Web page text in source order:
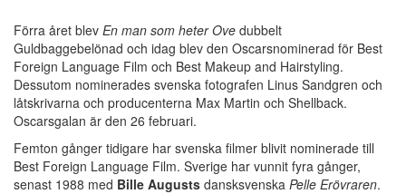
Förra året blev En man som heter Ove dubbelt
Guldbaggebelönad och idag blev den Oscarsnominerad för Best
Foreign Language Film och Best Makeup and Hairstyling.
Dessutom nominerades svenska fotografen Linus Sandgren och
låtskrivarna och producenterna Max Martin och Shellback.
Oscarsgalan är den 26 februari.
Femton gånger tidigare har svenska filmer blivit nominerade till
Best Foreign Language Film. Sverige har vunnit fyra gånger,
senast 1988 med Bille Augusts dansksvenska Pelle Erövraren.